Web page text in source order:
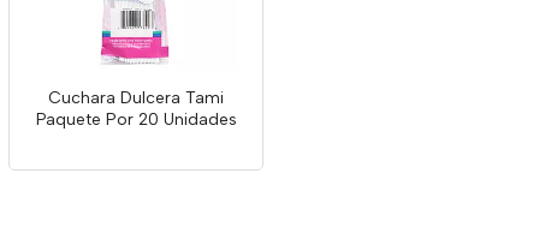
Cuchara Dulcera Tami
Paquete Por 20 Unidades